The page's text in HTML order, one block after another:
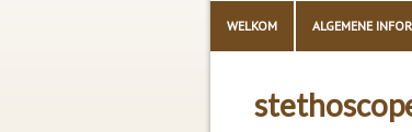
WELKOM ALGEMENE